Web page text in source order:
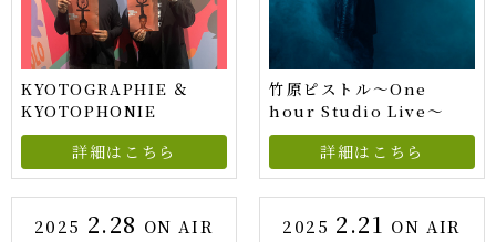
KYOTOGRAPHIE ＆
KYOTOPHONIE
詳細はこちら
竹原ピストル〜One
hour Studio Live〜
詳細はこちら
2025 2.28 ON AIR 2025 2.21 ON AIR